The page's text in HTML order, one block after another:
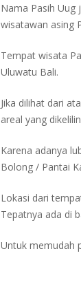
Nama Pasih Uug
wisatawan asing
Tempat wisata
Uluwatu Bali.
Jika dilihat dari
areal yang
Karena adanya
Bolong / Pantai
Lokasi dari
Tepatnya ada di
Untuk memudah